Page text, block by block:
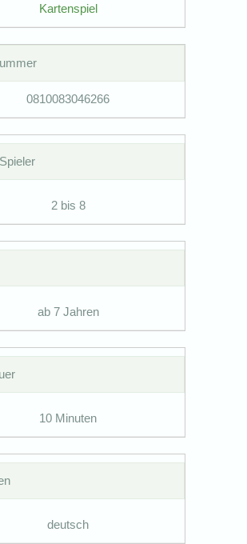
Kartenspiel
0810083046266
2 bis 8
ab 7 Jahren
10 Minuten
deutsch